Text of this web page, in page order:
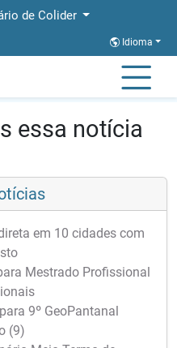
de Colider
Idioma
essa notícia
em 10 cidades com
Mestrado Profissional
9º GeoPantanal
(9)